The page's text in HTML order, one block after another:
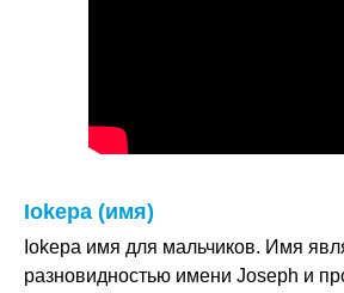
Iokepa (имя)
Iokepa имя для мальчиков. Имя
разновидностью имени Joseph и